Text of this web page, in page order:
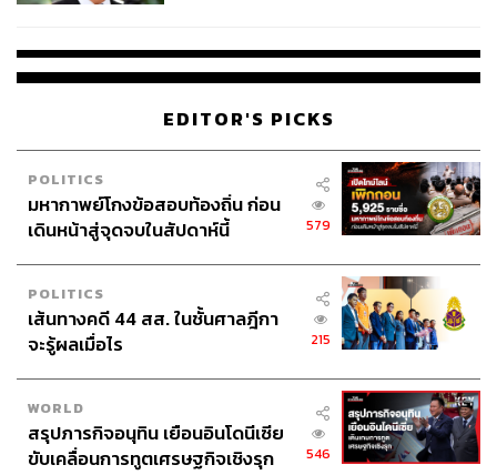
265
ABOUT THE AUTHOR
THE STANDARD WEALTH
สำนักข่าวเศรษฐกิจ ธุรกิจ และการลงทุน โดย
ทีมข่าว THE STANDARD
EDITOR'S PICKS
POLITICS
มหากาพย์โกงข้อสอบท้องถิ่น ก่อน
เดินหน้าสู่จุดจบในสัปดาห์นี้
579
POLITICS
เส้นทางคดี 44 สส. ในชั้นศาลฎีกา
จะรู้ผลเมื่อไร
215
WORLD
สรุปภารกิจอนุทิน เยือนอินโดนีเซีย
ขับเคลื่อนการทูตเศรษฐกิจเชิงรุก
546